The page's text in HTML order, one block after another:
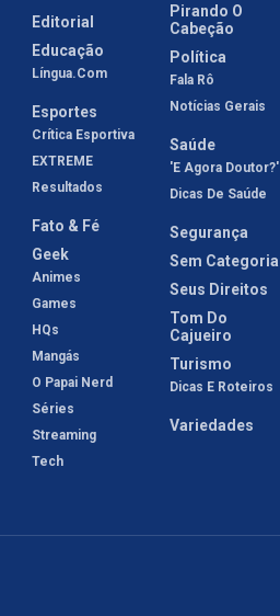
Editorial
Educação
Língua.com
Esportes
Crítica Esportiva
EXTREME
Resultados
Fato & Fé
Geek
Animes
Games
HQs
Mangás
O Papai Nerd
Séries
Streaming
Tech
Pirando O
Cabeção
Política
Fala Rô
Notícias Gerais
Saúde
'E Agora Doutor?'
Dicas De Saúde
Segurança
Sem Categoria
Seus Direitos
Tom Do
Cajueiro
Turismo
Dicas E Roteiros
Variedades